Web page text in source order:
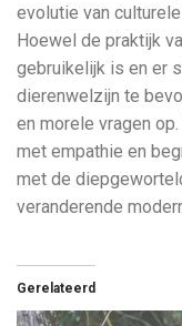
evolutie van
Hoewel de praktijk
gebruikelijk is en er
dierenwelzijn te
en morele vragen
met empathie en
met de
veranderende
Gerelateerd